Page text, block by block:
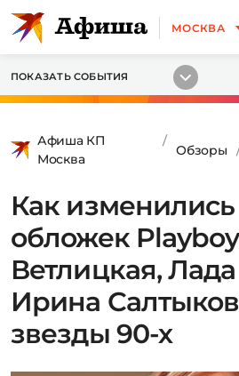
МОСКВА
ПОКАЗАТЬ СОБЫТИЯ
Афиша КП
Москва
Обзоры
Как
обложек
Ветлицкая,
Ирина
звезды 90-х